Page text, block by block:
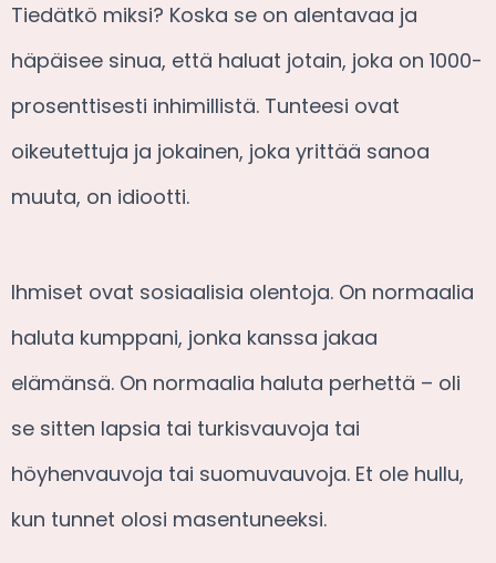
Tiedätkö miksi? Koska se on alentavaa ja
häpäisee sinua, että haluat jotain, joka on 1000-
prosenttisesti inhimillistä. Tunteesi ovat
oikeutettuja ja jokainen, joka yrittää sanoa
muuta, on idiootti.
Ihmiset ovat sosiaalisia olentoja. On normaalia
haluta kumppani, jonka kanssa jakaa
elämänsä. On normaalia haluta perhettä – oli
se sitten lapsia tai turkisvauvoja tai
höyhenvauvoja tai suomuvauvoja. Et ole hullu,
kun tunnet olosi masentuneeksi.